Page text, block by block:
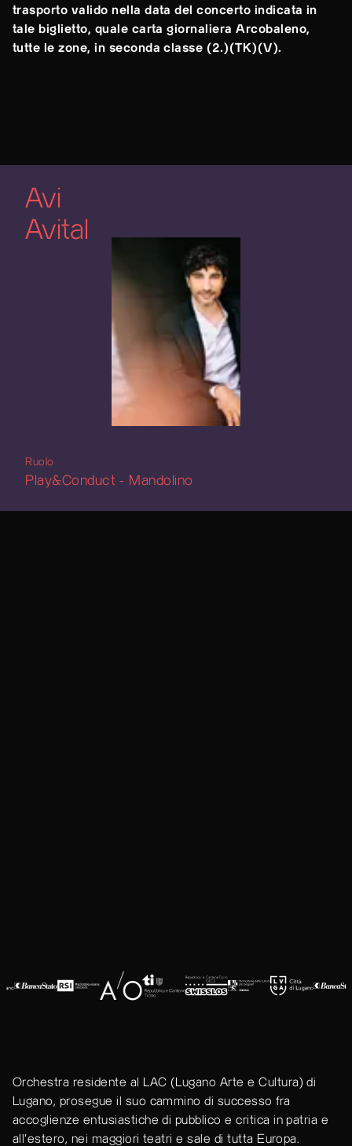
trasporto valido nella data del concerto indicata in
tale biglietto, quale carta giornaliera Arcobaleno,
tutte le zone, in seconda classe (2.)(TK)(V).
Avi
Avital
Ruolo
Play&Conduct - Mandolino
Orchestra residente al LAC (Lugano Arte e Cultura) di
Lugano, prosegue il suo cammino di successo fra
accoglienze entusiastiche di pubblico e critica in patria e
all'estero, nei maggiori teatri e sale di tutta Europa.